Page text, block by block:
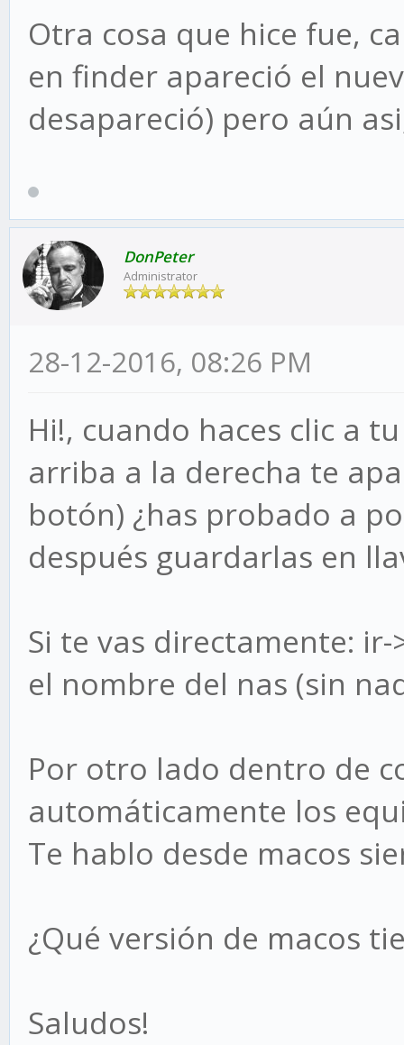
Otra cosa que hice fue,
en finder apareció el
desapareció) pero aún asi,
DonPeter
Administrator
28-12-2016, 08:26 PM
Hi!, cuando haces clic a
arriba a la derecha te
botón) ¿has probado a
después guardarlas en
Si te vas directamente:
el nombre del nas (sin
Por otro lado dentro de
automáticamente los
Te hablo desde macos
¿Qué versión de macos
Saludos!